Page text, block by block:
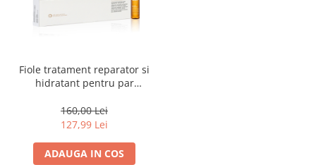
Fiole tratament reparator si
hidratant pentru par
Integrity & Strength
Repairing Hair Lotion, 8 x 10
160,00 Lei
127,99 Lei
ADAUGA IN COS